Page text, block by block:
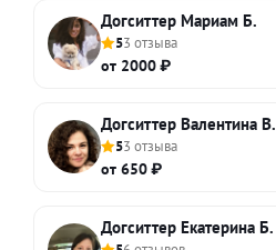
Догситтер Мариам Б.
53 отзыва
от 2000 ₽
Догситтер Валентина В.
53 отзыва
от 650 ₽
Догситтер Екатерина Б.